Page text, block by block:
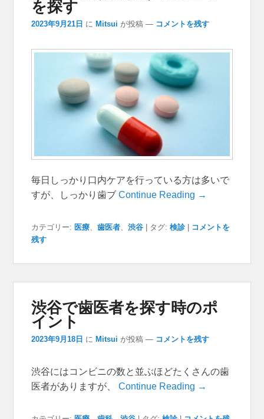
を探す
2023年9月21日 に Mitsui が投稿 — コメントを残す
毎日しっかり口内ケアを行っている方は多いで
すが、しっかり歯ブContinue Reading →
カテゴリー: 医療、歯医者、渋谷 タグ: 検診
コメントを
残す
渋谷で歯医者を探す時のポ
イント
2023年9月18日 に Mitsui が投稿 — コメントを残す
渋谷にはコンビニの数と並ぶほどたくさんの歯
医者がありますが、Continue Reading →